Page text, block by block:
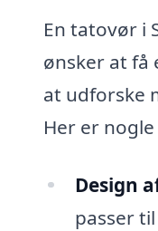
En tatovør i
ønsker at få
at udforske
Her er
Design
passer